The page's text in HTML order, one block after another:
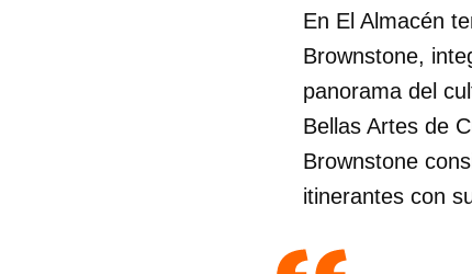
En El Almacén
Brownstone,
panorama del
Bellas Artes de
Brownstone
itinerantes con